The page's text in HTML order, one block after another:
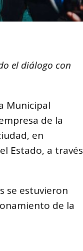
el diálogo con
Municipal
de la
en
Estado, a través
se estuvieron
de la